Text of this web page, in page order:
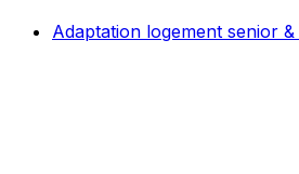
Adaptation logement senior &